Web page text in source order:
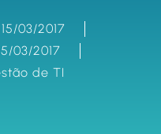
03/2017
03/2017
de TI